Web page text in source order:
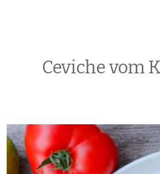
Ceviche vom